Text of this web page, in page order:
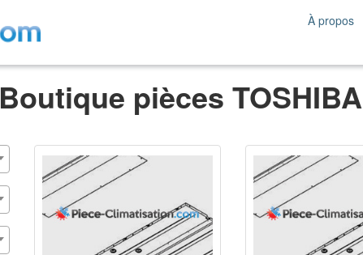
À propos
Boutique pièces TOSHIBA